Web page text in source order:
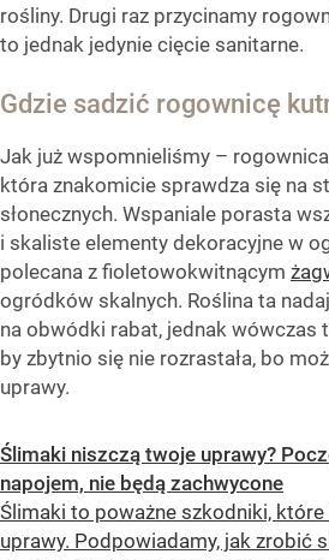
rośliny. Drugi raz przycinamy
to jednak jedynie cięcie sanitarne.
Gdzie sadzić rogownicę
Jak już wspomnieliśmy –
która znakomicie sprawdza się na
słonecznych. Wspaniale porasta
i skaliste elementy dekoracyjne w
polecana z fioletowokwitnącym
ogródków skalnych. Roślina ta
na obwódki rabat, jednak wówczas
by zbytnio się nie rozrastała, bo
uprawy.
Ślimaki niszczą twoje uprawy?
napojem, nie będą zachwycone
Ślimaki to poważne szkodniki,
uprawy. Podpowiadamy, jak zrobić